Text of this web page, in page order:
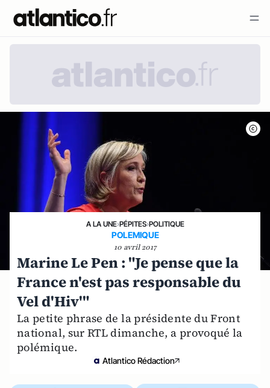
A LA UNE›PÉPITES›POLITIQUE
POLEMIQUE
10 avril 2017
Marine Le Pen : "Je pense que la
France n'est pas responsable du
Vel d'Hiv'"
La petite phrase de la présidente du Front
national, sur RTL dimanche, a provoqué la
polémique.
Atlantico Rédaction